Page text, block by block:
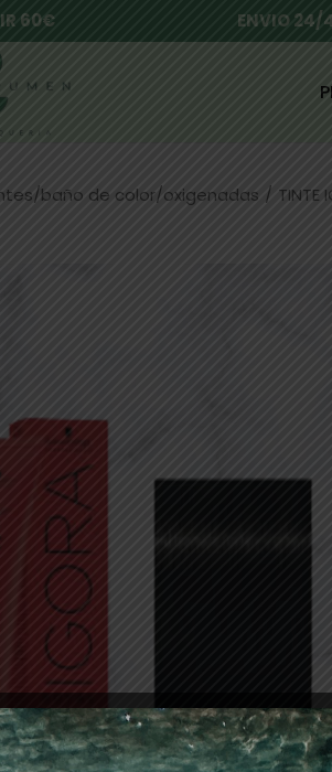
60€ ENVIO 24/
baño de color/oxigenadas / TINTE